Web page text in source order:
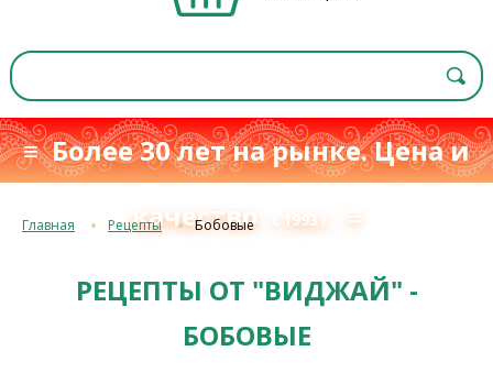
≡ Более 30 лет на рынке. Цена и
качество
с 1993 г. ≡
Главная Рецепты Бобовые
РЕЦЕПТЫ ОТ "ВИДЖАЙ" -
БОБОВЫЕ